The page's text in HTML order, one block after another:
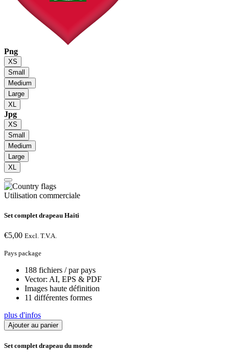
Png
XS
Small
Medium
Large
XL
Jpg
XS
Small
Medium
Large
XL
Utilisation commerciale
Set complet drapeau Haiti
€5,00 Excl. T.V.A.
Pays package
188 fichiers / par pays
Vector: AI, EPS & PDF
Images haute définition
11 différentes formes
plus d'infos
Ajouter au panier
Set complet drapeau du monde